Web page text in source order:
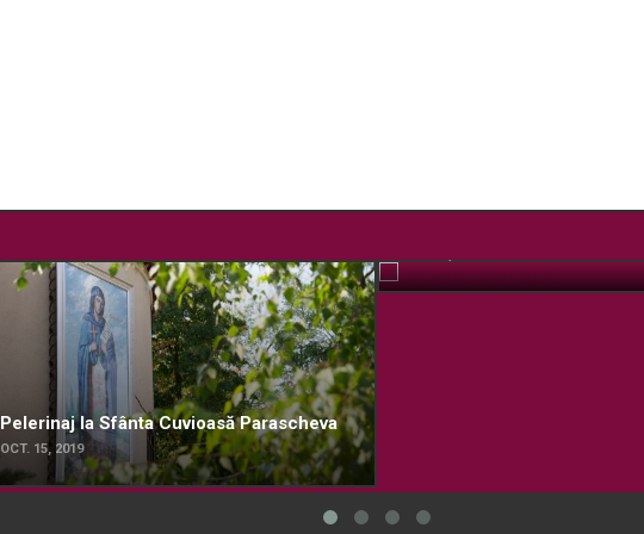
Pelerinaj la Sfânta Cuvioasă Parascheva
OCT. 15, 2019